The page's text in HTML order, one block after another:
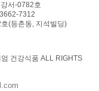
서-0782호
7312
(등촌동, 지석빌딩)
건강식품 ALL RIGHTS